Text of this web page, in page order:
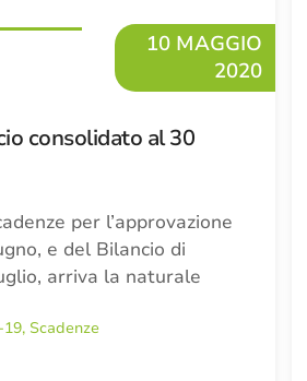
10 MAGGIO
2020
consolidato al 30
per l’approvazione
e del Bilancio di
arriva la naturale
19, Scadenze